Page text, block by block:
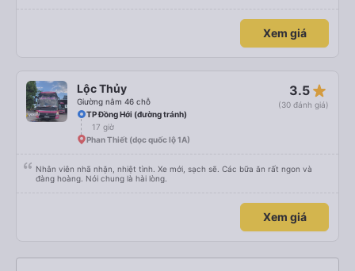
Xem giá
Lộc Thủy
Giường nằm 46 chỗ
3.5 star_rate
(30 đánh giá)
TP Đồng Hới (đường tránh)
17 giờ
Phan Thiết (dọc quốc lộ 1A)
Nhân viên nhã nhặn, nhiệt tình. Xe mới, sạch sẽ. Các bữa ăn rất ngon và
đàng hoàng. Nói chung là hài lòng.
Xem giá